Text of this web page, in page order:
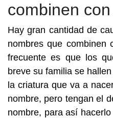
combinen
Hay gran cantidad de
nombres que combinen
frecuente es que los
breve su familia se
la criatura que va a
nombre, pero tengan el
nombre, para así